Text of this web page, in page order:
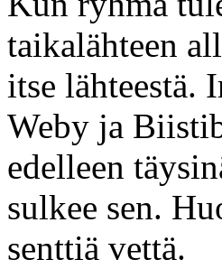
taikalähteen
itse lähteestä.
Weby ja
edelleen
sulkee sen.
senttiä vettä.